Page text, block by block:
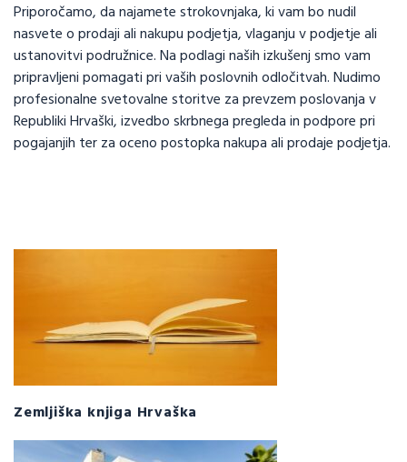
Priporočamo, da najamete strokovnjaka, ki vam bo nudil
nasvete o prodaji ali nakupu podjetja, vlaganju v podjetje ali
ustanovitvi podružnice. Na podlagi naših izkušenj smo vam
pripravljeni pomagati pri vaših poslovnih odločitvah. Nudimo
profesionalne svetovalne storitve za prevzem poslovanja v
Republiki Hrvaški, izvedbo skrbnega pregleda in podpore pri
pogajanjih ter za oceno postopka nakupa ali prodaje podjetja.
Zemljiška knjiga Hrvaška